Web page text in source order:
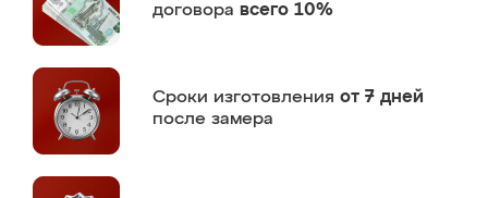
договора всего 10%
Сроки изготовления от 7 дней
после замера